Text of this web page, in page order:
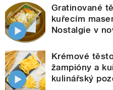
Gratinované
kuřecím
Nostalgie v
Krémové
žampióny a
kulinářský